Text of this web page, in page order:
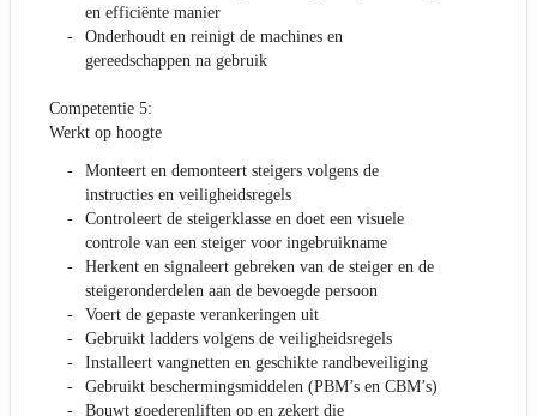
en efficiënte manier
Onderhoudt en reinigt de machines en
gereedschappen na gebruik
Competentie 5:
Werkt op hoogte
Monteert en demonteert steigers volgens de
instructies en veiligheidsregels
Controleert de steigerklasse en doet een visuele
controle van een steiger voor ingebruikname
Herkent en signaleert gebreken van de steiger en de
steigeronderdelen aan de bevoegde persoon
Voert de gepaste verankeringen uit
Gebruikt ladders volgens de veiligheidsregels
Installeert vangnetten en geschikte randbeveiliging
Gebruikt beschermingsmiddelen (PBM’s en CBM’s)
Bouwt goederenliften op en zekert die